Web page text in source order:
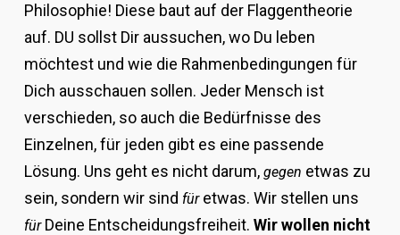
Philosophie! Diese baut auf der Flaggentheorie
auf. DU sollst Dir aussuchen, wo Du leben
möchtest und wie die Rahmenbedingungen für
Dich ausschauen sollen. Jeder Mensch ist
verschieden, so auch die Bedürfnisse des
Einzelnen, für jeden gibt es eine passende
Lösung. Uns geht es nicht darum, gegen etwas zu
sein, sondern wir sind füretwas. Wir stellen uns
für Deine Entscheidungsfreiheit. Wir wollen nicht